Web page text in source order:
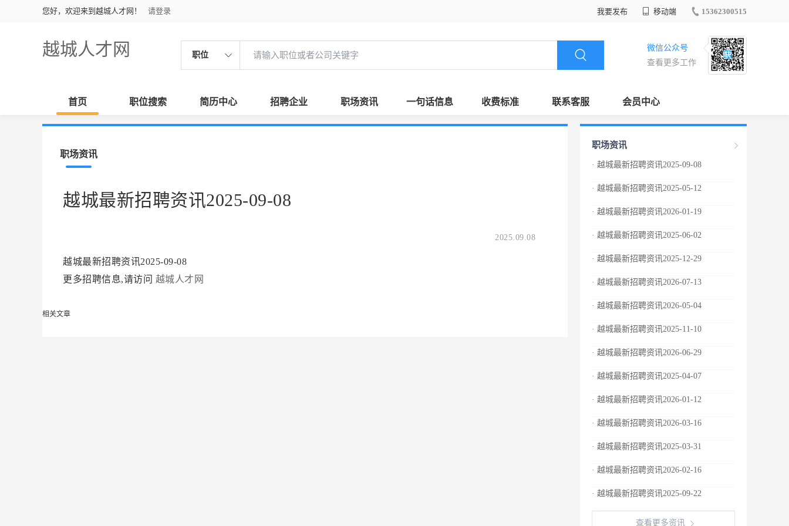
您好，欢迎来到越城人才网！ 请登录 我要发布 移动端 15362300515
越城人才网 职位
微信公众号
查看更多工作
首页 职位搜索 简历中心 招聘企业 职场资讯 一句话信息 收费标准 联系客服 会员中心
职场资讯
越城最新招聘资讯2025-09-08
2025.09.08
越城最新招聘资讯2025-09-08
更多招聘信息,请访问 越城人才网
相关文章
职场资讯
· 越城最新招聘资讯2025-09-08
· 越城最新招聘资讯2025-05-12
· 越城最新招聘资讯2026-01-19
· 越城最新招聘资讯2025-06-02
· 越城最新招聘资讯2025-12-29
· 越城最新招聘资讯2026-07-13
· 越城最新招聘资讯2026-05-04
· 越城最新招聘资讯2025-11-10
· 越城最新招聘资讯2026-06-29
· 越城最新招聘资讯2025-04-07
· 越城最新招聘资讯2026-01-12
· 越城最新招聘资讯2026-03-16
· 越城最新招聘资讯2025-03-31
· 越城最新招聘资讯2026-02-16
· 越城最新招聘资讯2025-09-22
查看更多资讯